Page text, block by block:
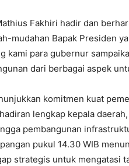
Fakhiri hadir dan
mudahan Bapak Presiden
kami para gubernur
dari berbagai aspek
komitmen kuat
lengkap kepala
pembangunan
pukul 14.30 WIB
strategis untuk mengatasi